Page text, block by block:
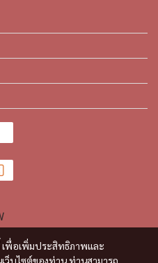
เพื่อเพิ่มประสิทธิภาพและ
ว็บไซต์ของท่าน ท่านสามารถ